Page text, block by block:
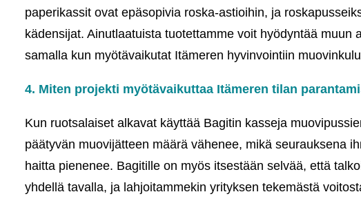
paperikassit ovat epäsopivia roska-astioihin, ja
kädensijat. Ainutlaatuista tuotettamme voit hyödyntää muun
samalla kun myötävaikutat Itämeren hyvinvointiin
4. Miten projekti myötävaikuttaa Itämeren tilan
Kun ruotsalaiset alkavat käyttää Bagitin kasseja
päätyvän muovijätteen määrä vähenee, mikä seurauksena
haitta pienenee. Bagitille on myös itsestään selvää, että
yhdellä tavalla, ja lahjoitammekin yrityksen tekemästä